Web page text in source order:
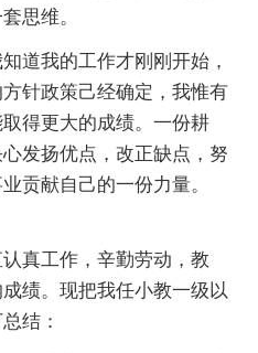
思维。
道我的工作才刚刚开始，
针政策己经确定，我惟有
得更大的成绩。一份耕
发扬优点，改正缺点，努
贡献自己的一份力量。
真工作，辛勤劳动，教
绩。现把我任小教一级以
结：